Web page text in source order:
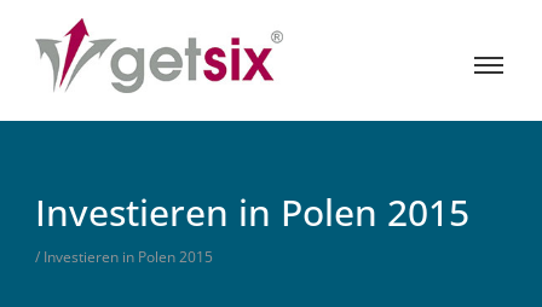
Investieren in Polen 2015
/ Investieren in Polen 2015